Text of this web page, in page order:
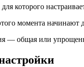
которого
момента начинают
— общая или